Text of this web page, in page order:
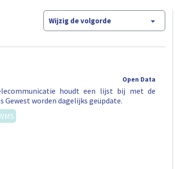
Wijzig de volgorde
Open Data
houdt een lijst bij met de
Gewest worden dagelijks geüpdate.